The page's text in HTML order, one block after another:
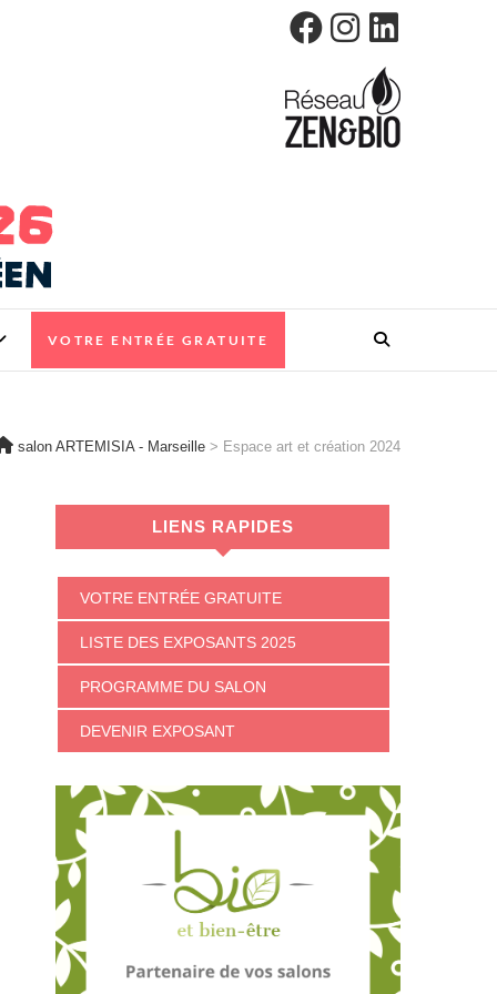
VOTRE ENTRÉE GRATUITE
salon ARTEMISIA - Marseille > Espace art et création 2024
LIENS RAPIDES
VOTRE ENTRÉE GRATUITE
LISTE DES EXPOSANTS 2025
PROGRAMME DU SALON
DEVENIR EXPOSANT